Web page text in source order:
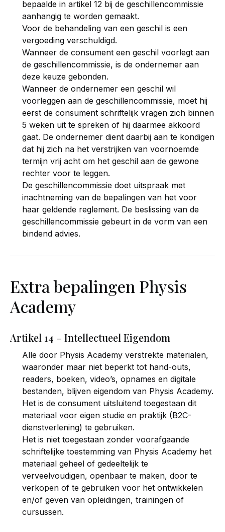
bepaalde in artikel 12 bij de geschillencommissie
aanhangig te worden gemaakt.
Voor de behandeling van een geschil is een
vergoeding verschuldigd.
Wanneer de consument een geschil voorlegt aan
de geschillencommissie, is de ondernemer aan
deze keuze gebonden.
Wanneer de ondernemer een geschil wil
voorleggen aan de geschillencommissie, moet hij
eerst de consument schriftelijk vragen zich binnen
5 weken uit te spreken of hij daarmee akkoord
gaat. De ondernemer dient daarbij aan te kondigen
dat hij zich na het verstrijken van voornoemde
termijn vrij acht om het geschil aan de gewone
rechter voor te leggen.
De geschillencommissie doet uitspraak met
inachtneming van de bepalingen van het voor
haar geldende reglement. De beslissing van de
geschillencommissie gebeurt in de vorm van een
bindend advies.
Extra bepalingen Physis
Academy
Artikel 14 – Intellectueel Eigendom
Alle door Physis Academy verstrekte materialen,
waaronder maar niet beperkt tot hand-outs,
readers, boeken, video’s, opnames en digitale
bestanden, blijven eigendom van Physis Academy.
Het is de consument uitsluitend toegestaan dit
materiaal voor eigen studie en praktijk (B2C-
dienstverlening) te gebruiken.
Het is niet toegestaan zonder voorafgaande
schriftelijke toestemming van Physis Academy het
materiaal geheel of gedeeltelijk te
verveelvoudigen, openbaar te maken, door te
verkopen of te gebruiken voor het ontwikkelen
en/of geven van opleidingen, trainingen of
cursussen.